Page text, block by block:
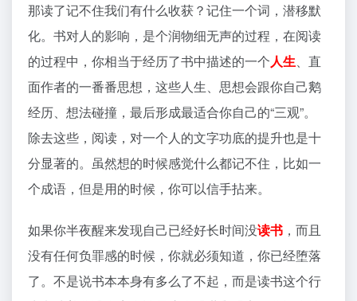
那读了记不住我们有什么收获？记住一个词，潜移默
化。书对人的影响，是个润物细无声的过程，在阅读
的过程中，你相当于经历了书中描述的一个人生、直
面作者的一番番思想，这些人生、思想会跟你自己鹅
经历、想法碰撞，最后形成最适合你自己的“三观”。
除去这些，阅读，对一个人的文字功底的提升也是十
分显著的。虽然想的时候感觉什么都记不住，比如一
个成语，但是用的时候，你可以信手拈来。
如果你半夜醒来发现自己已经好长时间没读书 ，而且
没有任何负罪感的时候，你就必须知道，你已经堕落
了。不是说书本本身有多么了不起，而是读书这个行